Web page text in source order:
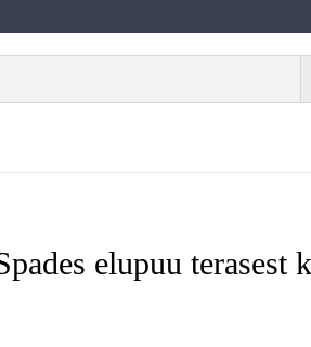
elupuu terasest